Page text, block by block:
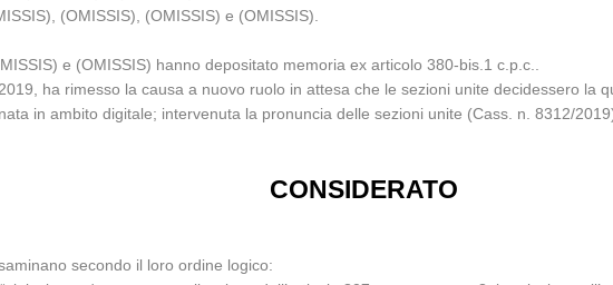
(OMISSIS), (OMISSIS) e (OMISSIS).
e (OMISSIS) hanno depositato memoria ex articolo 380-bis.1 c.p.c..
ha rimesso la causa a nuovo ruolo in attesa che le sezioni unite decidessero la
in ambito digitale; intervenuta la pronuncia delle sezioni unite (Cass. n. 8312/
CONSIDERATO
secondo il loro ordine logico: